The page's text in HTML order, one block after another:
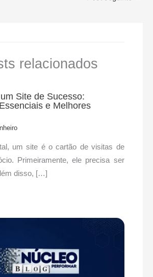
relacionados
Site de Sucesso:
e Melhores
um site é o cartão de visitas de
Primeiramente, ele precisa ser
disso, […]